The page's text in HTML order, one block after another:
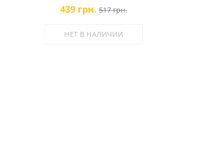
Collagen Eye Cream
439 грн. 517 грн.
НЕТ В НАЛИЧИИ